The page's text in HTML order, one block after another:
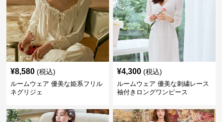
¥8,580 (税込)
ルームウェア 優美な姫系フリル
ネグリジェ
¥4,300 (税込)
ルームウェア 優美な刺繍レース
袖付きロングワンピース